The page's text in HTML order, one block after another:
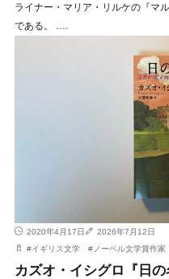
ライナー・マリア・リルケの『マ
である。 ……
2020年4月17日
2026年7月12日
#イギリス文学 #ノーベル文学賞作家
カズオ・イシグロ『日